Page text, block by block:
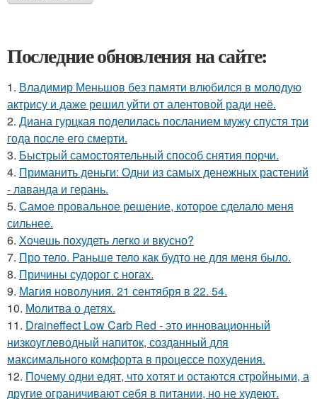
Последние обновления на сайте:
1. Владимир Меньшов без памяти влюбился в молодую
актрису и даже решил уйти от алентовой ради неё.
2. Диана гурцкая поделилась посланием мужу спустя три
года после его смерти.
3. Быстрый самостоятельный способ снятия порчи.
4. Приманить деньги: Одни из самых денежных растений
- лаванда и герань.
5. Самое провальное решение, которое сделало меня
сильнее.
6. Хочешь похудеть легко и вкусно?
7. Про тело. Раньше тело как будто не для меня было.
8. Причины судорог с ногах.
9. Магия новолуния. 21 сентября в 22. 54.
10. Молитва о детях.
11. Draineffect Low Carb Red - это инновационный
низкоуглеводный напиток, созданный для
максимального комфорта в процессе похудения.
12. Почему одни едят, что хотят и остаются стройными, а
другие ограничивают себя в питании, но не худеют.